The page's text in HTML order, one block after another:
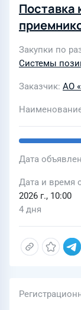
Поставка
Закупки по
Системы
Заказчик АО
Дата
Дата и время
2026 г., 10:00
4 дня